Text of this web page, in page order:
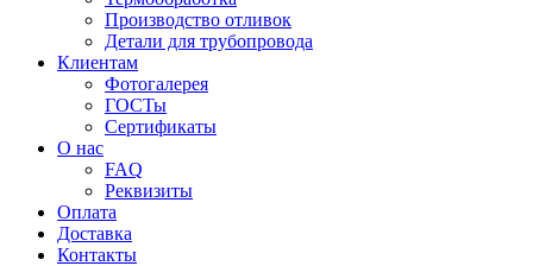
Производство отливок
Детали для трубопровода
Клиентам
Фотогалерея
ГОСТы
Сертификаты
О нас
FAQ
Реквизиты
Оплата
Доставка
Контакты